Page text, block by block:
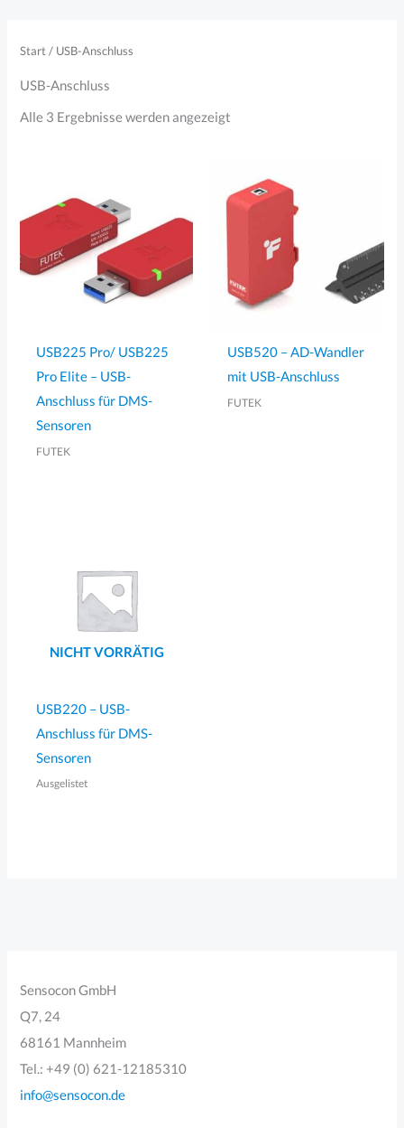
springen
Sensocon GmbH
Q7, 24
68161 Mannheim
Tel.: +49 (0) 621-12185310
info@sensocon.de
Start / USB-Anschluss
USB-Anschluss
Alle 3 Ergebnisse werden angezeigt
USB225 Pro/ USB225
Pro Elite – USB-
Anschluss für DMS-
Sensoren
FUTEK
USB520 – AD-Wandler
mit USB-Anschluss
FUTEK
NICHT VORRÄTIG
USB220 – USB-
Anschluss für DMS-
Sensoren
Ausgelistet